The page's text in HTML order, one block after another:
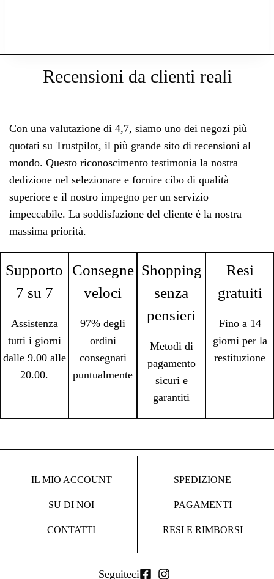
Recensioni da clienti reali
Con una valutazione di 4,7, siamo uno dei negozi più
quotati su Trustpilot, il più grande sito di recensioni al
mondo. Questo riconoscimento testimonia la nostra
dedizione nel selezionare e fornire cibo di qualità
superiore e il nostro impegno per un servizio
impeccabile. La soddisfazione del cliente è la nostra
massima priorità.
Supporto
7 su 7
Assistenza
tutti i giorni
dalle 9.00 alle
20.00.
Consegne
veloci
97% degli
ordini
consegnati
puntualmente
Shopping
senza
pensieri
Metodi di
pagamento
sicuri e
garantiti
Resi
gratuiti
Fino a 14
giorni per la
restituzione
IL MIO ACCOUNT
SU DI NOI
CONTATTI
SPEDIZIONE
PAGAMENTI
RESI E RIMBORSI
Seguiteci